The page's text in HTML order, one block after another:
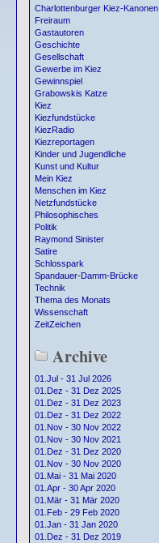
Charlottenburger Kiez-Kanonen
Freiraum
Gastautoren
Geschichte
Gesellschaft
Gewerbe im Kiez
Gewinnspiel
Grabowskis Katze
Kiez
Kiezfundstücke
KiezRadio
Kiezreportagen
Kinder und Jugendliche
Kunst und Kultur
Mein Kiez
Menschen im Kiez
Netzfundstücke
Philosophisches
Politik
Raymond Sinister
Satire
Schlosspark
Spandauer-Damm-Brücke
Technik
Thema des Monats
Wissenschaft
ZeitZeichen
Archive
01.Jul - 31 Jul 2026
01.Dez - 31 Dez 2025
01.Dez - 31 Dez 2023
01.Dez - 31 Dez 2022
01.Nov - 30 Nov 2022
01.Nov - 30 Nov 2021
01.Dez - 31 Dez 2020
01.Nov - 30 Nov 2020
01.Mai - 31 Mai 2020
01.Apr - 30 Apr 2020
01.Mär - 31 Mär 2020
01.Feb - 29 Feb 2020
01.Jan - 31 Jan 2020
01.Dez - 31 Dez 2019